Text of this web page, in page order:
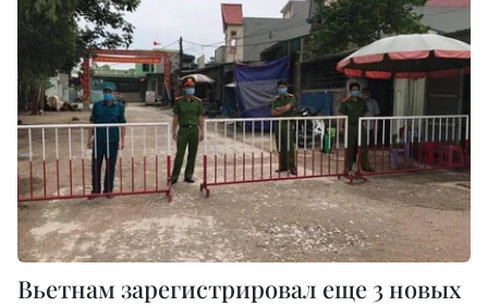
Вьетнам зарегистрировал еще 3 новых